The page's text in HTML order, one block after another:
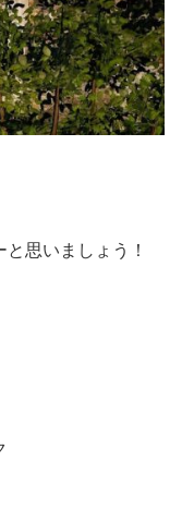
思いましょう！